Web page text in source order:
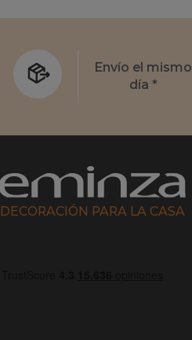
Envío el mismo
día *
DECORACIÓN PARA LA CASA